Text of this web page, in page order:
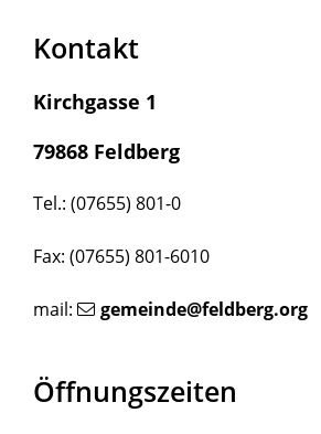
Kontakt
Kirchgasse 1
79868 Feldberg
Tel.: (07655) 801-0
Fax: (07655) 801-6010
mail: gemeinde@feldberg.org
Öffnungszeiten